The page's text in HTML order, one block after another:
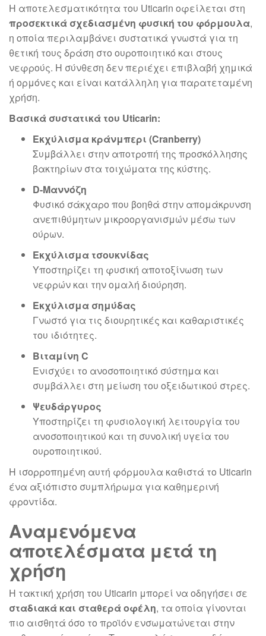
Η αποτελεσματικότητα του Uticarin οφείλεται στη
προσεκτικά σχεδιασμένη φυσική του φόρμουλα,
η οποία περιλαμβάνει συστατικά γνωστά για τη
θετική τους δράση στο ουροποιητικό και στους
νεφρούς. Η σύνθεση δεν περιέχει επιβλαβή χημικά
ή ορμόνες και είναι κατάλληλη για παρατεταμένη
χρήση.
Βασικά συστατικά του Uticarin:
Εκχύλισμα κράνμπερι (Cranberry)
Συμβάλλει στην αποτροπή της προσκόλλησης
βακτηρίων στα τοιχώματα της κύστης.
D-Μαννόζη
Φυσικό σάκχαρο που βοηθά στην απομάκρυνση
ανεπιθύμητων μικροοργανισμών μέσω των
ούρων.
Εκχύλισμα τσουκνίδας
Υποστηρίζει τη φυσική αποτοξίνωση των
νεφρών και την ομαλή διούρηση.
Εκχύλισμα σημύδας
Γνωστό για τις διουρητικές και καθαριστικές
του ιδιότητες.
Βιταμίνη C
Ενισχύει το ανοσοποιητικό σύστημα και
συμβάλλει στη μείωση του οξειδωτικού στρες.
Ψευδάργυρος
Υποστηρίζει τη φυσιολογική λειτουργία του
ανοσοποιητικού και τη συνολική υγεία του
ουροποιητικού.
Η ισορροπημένη αυτή φόρμουλα καθιστά το Uticarin
ένα αξιόπιστο συμπλήρωμα για καθημερινή
φροντίδα.
Αναμενόμενα
αποτελέσματα μετά τη
χρήση
Η τακτική χρήση του Uticarin μπορεί να οδηγήσει σε
σταδιακά και σταθερά οφέλη, τα οποία γίνονται
πιο αισθητά όσο το προϊόν ενσωματώνεται στην